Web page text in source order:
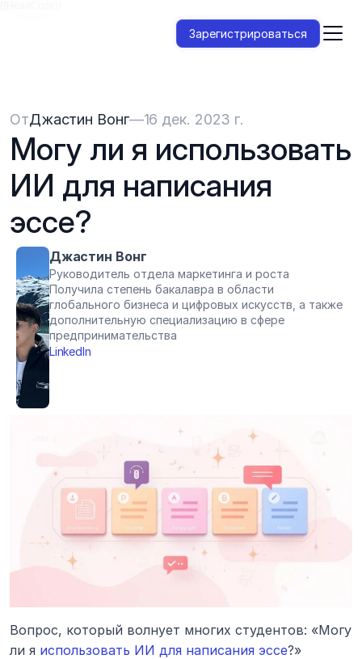
Зарегистрироваться
ОтДжастин Вонг—16 дек. 2023 г.
Могу ли я использовать
ИИ для написания
эссе?
Джастин Вонг
Руководитель отдела маркетинга и роста
Получила степень бакалавра в области
глобального бизнеса и цифровых искусств, а также
дополнительную специализацию в сфере
предпринимательства
LinkedIn
Вопрос, который волнует многих студентов: «Могу
ли я использовать ИИ для написания эссе?»